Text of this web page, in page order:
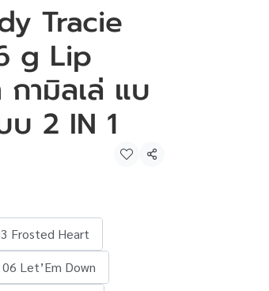
Tracie
g Lip
ามิลเล่ แบ
2 IN 1
แชร์
Frosted Heart
06 Let’Em Down